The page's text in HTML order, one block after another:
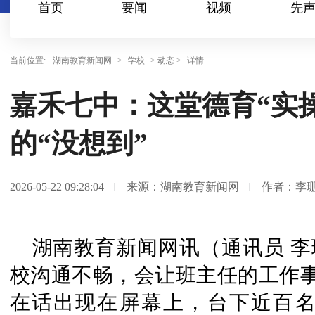
首页 要闻 视频 先声
当前位置: 湖南教育新闻网 > 学校 > 动态 > 详情
嘉禾七中：这堂德育“实
的“没想到”
2026-05-22 09:28:04 来源：湖南教育新闻网 作者：李
湖南教育新闻网讯（通讯员
校沟通不畅，会让班主任的工作
在话出现在屏幕上，台下近百